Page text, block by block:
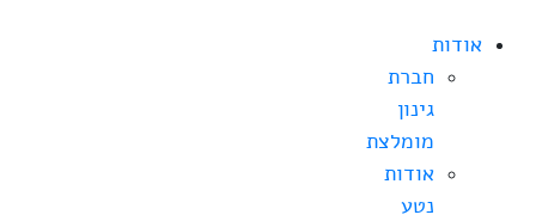
אודות
חברת
גינון
מומלצת
אודות
נטע